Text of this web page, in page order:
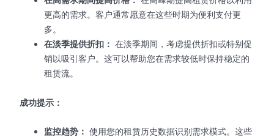
更高的需求。客户通常愿意在这些时期为便利支付更
多。
在淡季提供折扣： 在淡季期间，考虑提供折扣或特别促
销以吸引客户。这可以帮助您在需求较低时保持稳定的
租赁流。
成功提示：
监控趋势： 使用您的租赁历史数据识别需求模式。这些